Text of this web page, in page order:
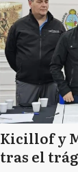
Kicillof y
tras el